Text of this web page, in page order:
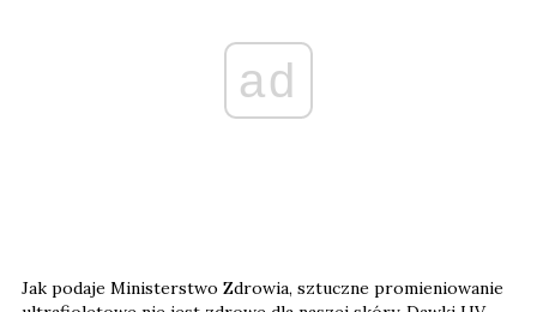
ad
Jak podaje Ministerstwo Zdrowia, sztuczne promieniowanie